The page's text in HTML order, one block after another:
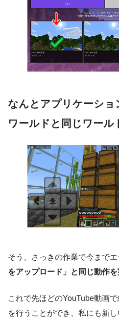
なんとアプリケーショ
ワールドと同じワール
そう、さっきの作業で今まで
をアップロード」と同じ動作
これで先ほどのYouTube動画
を行うことができ、私にも新